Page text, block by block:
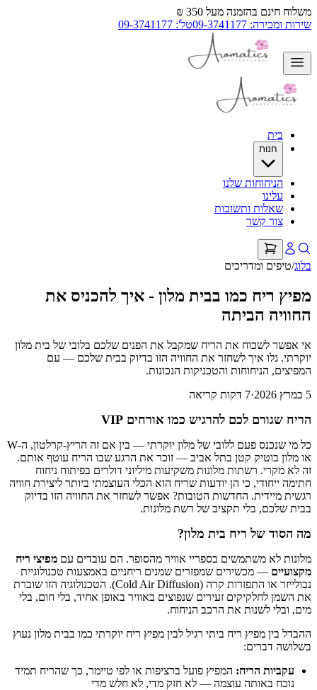
משלוח חינם בהזמנה מעל 350 ₪
שירות ומכירה: 09-3741177
טל': 09-3741177
בית
חנות
הניחוחות שלנו
עלינו
שאלות ותשובות
צור קשר
בלוג/טיפים ומדריכים
מפיץ ריח כמו בבית מלון - איך להכניס את
החוויה הביתה
אי אפשר לשכוח את הריח שמקבל את הפנים שלכם בלובי של בית מלון
יוקרתי. גלו איך לשחזר את החוויה הזו בדיוק בבית שלכם — עם
המפיצים, הניחוחות והטכניקות הנכונות.
5 במרץ 2026
·
7 דקות קריאה
הריח שגורם לכם להרגיש כמו אורחים VIP
כל מי שנכנס פעם ללובי של מלון יוקרתי — בין אם זה הריץ-קרלטון, ה-W
או מלון בוטיק קטן בתל אביב — זוכר את הרגע שבו הריח עוטף אותם.
זה לא מקרי. רשתות מלונות משקיעות מיליוני דולרים בפיתוח ניחוח
חתימה ייחודי, כי הן יודעות שריח הוא הכלי העוצמתי ביותר ליצירת חוויה
רגשית מיידית. החדשות הטובות? אפשר לשחזר את החוויה הזו בדיוק
בבית שלכם, בלי תקציב של רשת מלונות.
מה הסוד של ריח בית מלון?
מלונות לא משתמשים בספריי אוויר מהסופר. הם עובדים עם מפיצי ריח
מקצועיים — מכשירים שמפזרים שמנים ריחניים באמצעות טכנולוגיית
נבולייזר או התפזרות קרה (Cold Air Diffusion). הטכנולוגיה הזו שוברת
את השמן לחלקיקים זעירים שנפוצים באוויר באופן אחיד, בלי חום, בלי
מים, ובלי לשנות את הרכב הניחוח.
ההבדל בין מפיץ ריח ביתי רגיל לבין מפיץ ריח יוקרתי כמו בבית מלון נעוץ
בשלושה דברים:
עקביות הריח: המפיץ פועל ברציפות או לפי טיימר, כך שהריח תמיד
נוכח באותה עוצמה — לא חזק מדי, לא חלש מדי